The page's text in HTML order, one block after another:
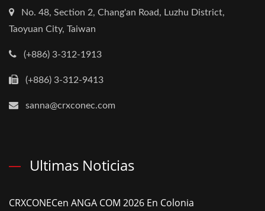
No. 48, Section 2, Chang'an Road, Luzhu District,
Taoyuan City, Taiwan
(+886) 3-312-1913
(+886) 3-312-9413
sanna@crxconec.com
Ultimas Noticias
CRXCONECen ANGA COM 2026 En Colonia